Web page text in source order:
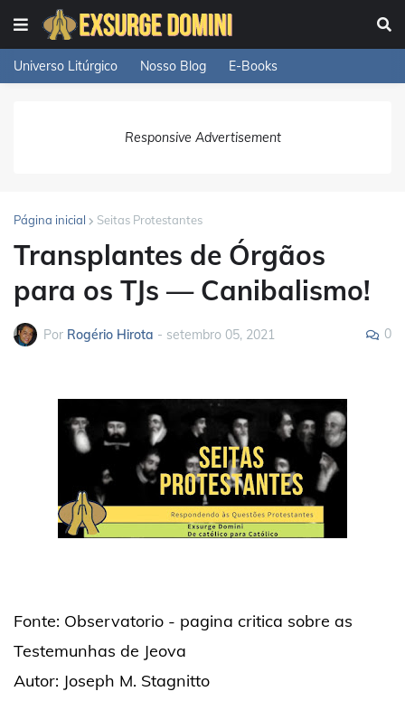
Universo Litúrgico Nosso Blog E-Books
Responsive Advertisement
Página inicial Seitas Protestantes
Transplantes de Órgãos
para os TJs — Canibalismo!
Por Rogério Hirota - setembro 05, 2021 0
Fonte: Observatorio - pagina critica sobre as
Testemunhas de Jeova
Autor: Joseph M. Stagnitto